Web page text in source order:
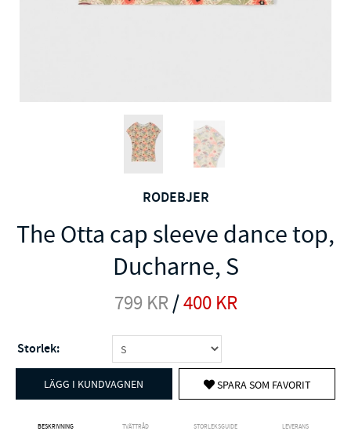
RODEBJER
The Otta cap sleeve dance top,
Ducharne, S
799 KR/400KR
Storlek:
LÄGG I KUNDVAGNEN SPARA SOM FAVORIT
BESKRIVNING TVÄTTRÅD STORLEKSGUIDE LEVERANS